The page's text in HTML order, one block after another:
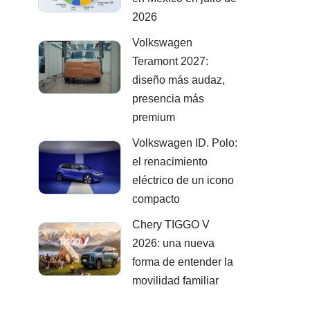
2026
Volkswagen
Teramont 2027:
diseño más audaz,
presencia más
premium
Volkswagen ID. Polo:
el renacimiento
eléctrico de un icono
compacto
Chery TIGGO V
2026: una nueva
forma de entender la
movilidad familiar